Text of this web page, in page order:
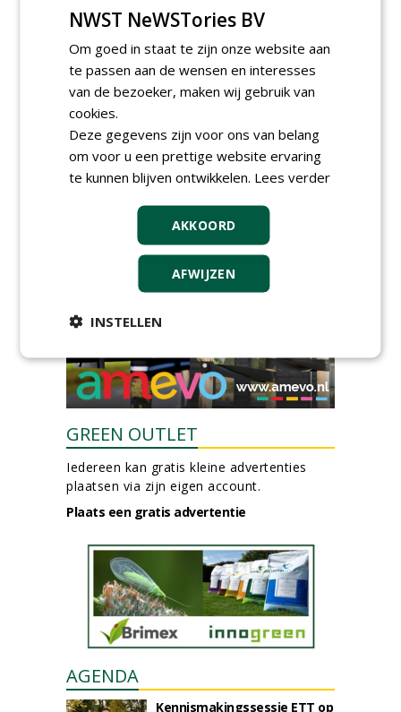
Proefveldmedewerker/
Chauffeur
landbouwmachines bij DSV
zaden Nederland B.V.
06-08-2026, Ven-Zelderheide
DSV zaden Nederland B.V.
06-08-2026, Ven-Zelderheide
Allround
(fulltime) bij DSV zaden
Nederland B.V.
06-08-2026, Ven Zelderheide
meer Groene Banen
GREEN OUTLET
Iedereen kan gratis kleine advertenties
plaatsen via zijn eigen account.
Plaats een gratis advertentie
AGENDA
Kennismakingssessie ETT op
NWST NeWSTories BV
Om goed in staat te zijn onze website aan
te passen aan de wensen en interesses
van de bezoeker, maken wij gebruik van
cookies.
Deze gegevens zijn voor ons van belang
om voor u een prettige website ervaring
te kunnen blijven ontwikkelen. Lees verder
AKKOORD
AFWIJZEN
INSTELLEN